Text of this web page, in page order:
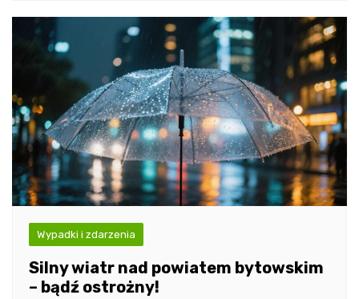
Wypadki i zdarzenia
Silny wiatr nad powiatem bytowskim
– bądź ostrożny!